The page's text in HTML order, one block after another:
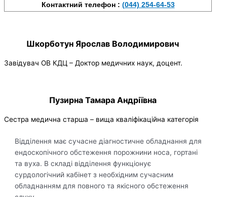
Контактний телефон : (044) 254-64-53
Шкорботун Ярослав Володимирович
Завідувач ОВ КДЦ – Доктор медичних наук, доцент.
Пузирна Тамара Андріївна
Сестра медична старша – вища кваліфікаційна категорія
Відділення має сучасне діагностичне обладнання для
ендоскопічного обстеження порожнини носа, гортані
та вуха. В складі відділення функціонує
сурдологічний кабінет з необхідним сучасним
обладнанням для повного та якісного обстеження